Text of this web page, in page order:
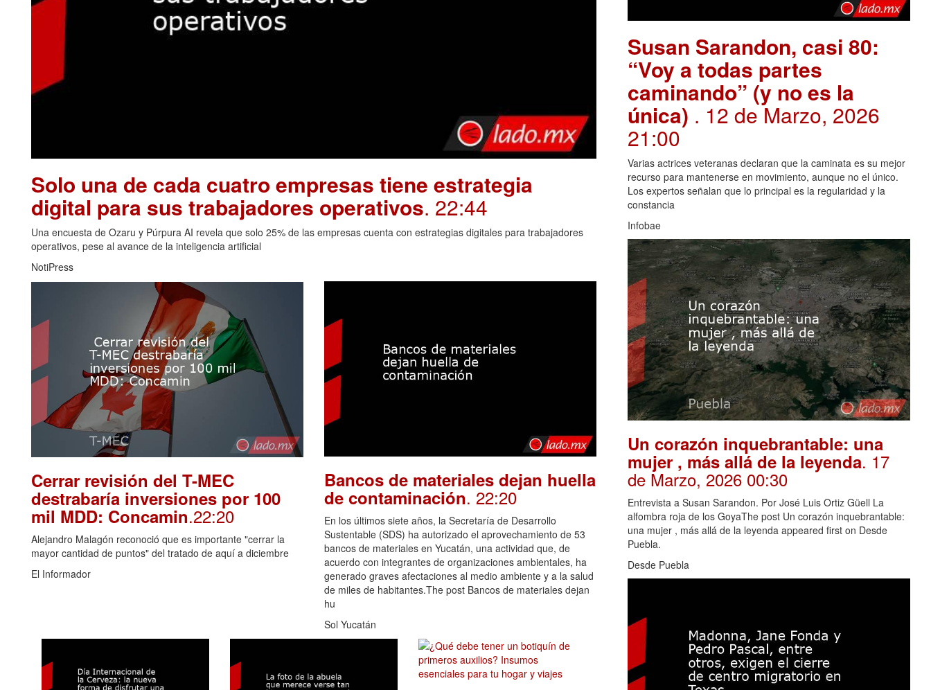
Solo una de cada cuatro empresas tiene estrategia
digital para sus trabajadores operativos. 22:44
Una encuesta de Ozaru y Púrpura AI revela que solo 25% de las empresas cuenta con estrategias digitales para trabajadores
operativos, pese al avance de la inteligencia artificial
NotiPress
Cerrar revisión del T-MEC
destrabaría inversiones por 100
mil MDD: Concamin.22:20
Alejandro Malagón reconoció que es importante "cerrar la
mayor cantidad de puntos" del tratado de aquí a diciembre
El Informador
Bancos de materiales dejan huella
de contaminación. 22:20
En los últimos siete años, la Secretaría de Desarrollo
Sustentable (SDS) ha autorizado el aprovechamiento de 53
bancos de materiales en Yucatán, una actividad que, de
acuerdo con integrantes de organizaciones ambientales, ha
generado graves afectaciones al medio ambiente y a la salud
de miles de habitantes.The post Bancos de materiales dejan
hu
Sol Yucatán
Susan Sarandon, casi 80:
“Voy a todas partes
caminando” (y no es la
única) . 12 de Marzo, 2026
21:00
Varias actrices veteranas declaran que la caminata es su mejor
recurso para mantenerse en movimiento, aunque no el único.
Los expertos señalan que lo principal es la regularidad y la
constancia
Infobae
Un corazón inquebrantable: una
mujer , más allá de la leyenda. 17
de Marzo, 2026 00:30
Entrevista a Susan Sarandon. Por José Luis Ortiz Güell La
alfombra roja de los GoyaThe post Un corazón inquebrantable:
una mujer , más allá de la leyenda appeared first on Desde
Puebla.
Desde Puebla